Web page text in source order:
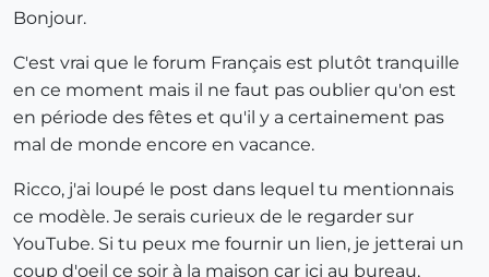
Bonjour.
C'est vrai que le forum Français est plutôt tranquille
en ce moment mais il ne faut pas oublier qu'on est
en période des fêtes et qu'il y a certainement pas
mal de monde encore en vacance.
Ricco, j'ai loupé le post dans lequel tu mentionnais
ce modèle. Je serais curieux de le regarder sur
YouTube. Si tu peux me fournir un lien, je jetterai un
coup d'oeil ce soir à la maison car ici au bureau,